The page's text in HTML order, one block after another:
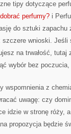
tipy dotyczące
perfumy? i
do sztuki
szczere wnioski.
na trwałość,
wybór bez
wspomnienia z
uwagę: czy
idzie w stronę róży,
propozycja będzie